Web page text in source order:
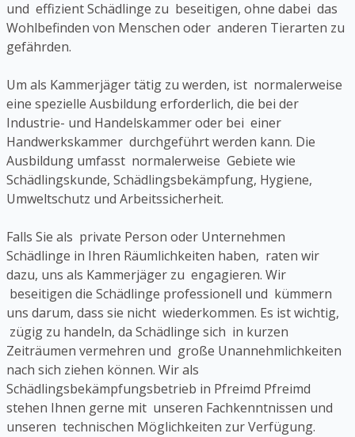
und effizient Schädlinge zu beseitigen, ohne dabei das
Wohlbefinden von Menschen oder anderen Tierarten zu
gefährden.
Um als Kammerjäger tätig zu werden, ist normalerweise
eine spezielle Ausbildung erforderlich, die bei der
Industrie- und Handelskammer oder bei einer
Handwerkskammer durchgeführt werden kann. Die
Ausbildung umfasst normalerweise Gebiete wie
Schädlingskunde, Schädlingsbekämpfung, Hygiene,
Umweltschutz und Arbeitssicherheit.
Falls Sie als private Person oder Unternehmen
Schädlinge in Ihren Räumlichkeiten haben, raten wir
dazu, uns als Kammerjäger zu engagieren. Wir
beseitigen die Schädlinge professionell und kümmern
uns darum, dass sie nicht wiederkommen. Es ist wichtig,
zügig zu handeln, da Schädlinge sich in kurzen
Zeiträumen vermehren und große Unannehmlichkeiten
nach sich ziehen können. Wir als
Schädlingsbekämpfungsbetrieb in Pfreimd Pfreimd
stehen Ihnen gerne mit unseren Fachkenntnissen und
unseren technischen Möglichkeiten zur Verfügung.